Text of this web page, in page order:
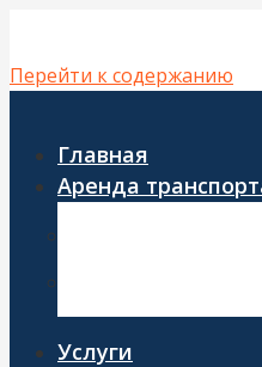
Перейти к содержанию
Главная
Аренда
Услуги